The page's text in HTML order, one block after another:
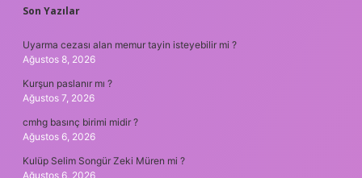
SIDEBAR
Son Yazılar
Uyarma cezası alan memur tayin isteyebilir mi ?
Ağustos 8, 2026
Kurşun paslanır mı ?
Ağustos 7, 2026
cmhg basınç birimi midir ?
Ağustos 6, 2026
Kulüp Selim Songür Zeki Müren mi ?
Ağustos 6, 2026